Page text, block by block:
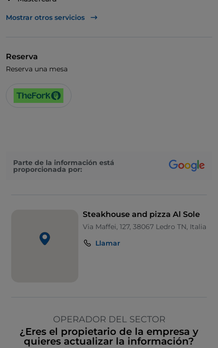
TheFork PAY
Acceso para inválidos
Baño para inválidos
Wi-Fi
Mostrar otros servicios
Reserva
Reserva una mesa
Parte de la información está
proporcionada por:
Steakhouse and pizza Al Sole
Via Maffei, 127, 38067 Ledro TN, Italia
Llamar
OPERADOR DEL SECTOR
¿Eres el propietario de la empresa y
quieres actualizar la información?